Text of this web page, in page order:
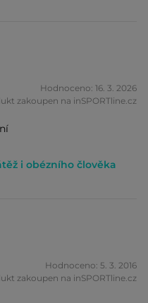
Hodnoceno: 16. 3. 2026
zakoupen na inSPORTline.cz
i obézního člověka
Hodnoceno: 5. 3. 2016
zakoupen na inSPORTline.cz